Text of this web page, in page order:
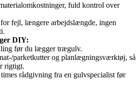
fuld kontrol over
fejl, længere arbejdslængde, ingen
DIY:
før du lægger trægulv.
parketkutter og planlægningsværktøj, så
rigtigt.
rådgivning fra en gulvspecialist før